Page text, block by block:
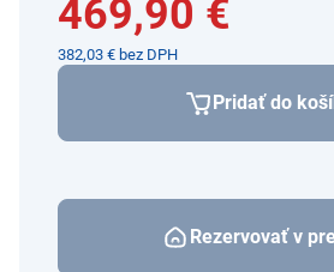
469,90 €
382,03 € bez DPH
Pridať do
Rezervovať v